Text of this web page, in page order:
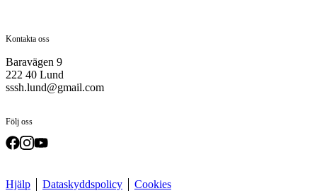
Kontakta oss
Baravägen 9
222 40 Lund
sssh.lund@gmail.com
Följ oss
Hjälp Dataskyddspolicy Cookies